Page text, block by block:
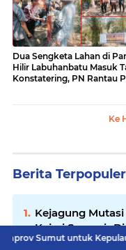
Dua Sengketa Lahan di
Hilir Labuhanbatu Masuk
Konstatering, PN Rantau
Ke
Berita Terpopuler
Kejagung Mutasi
Kajari Samosir
Anas, Satria
untuk Kepulauan Nias